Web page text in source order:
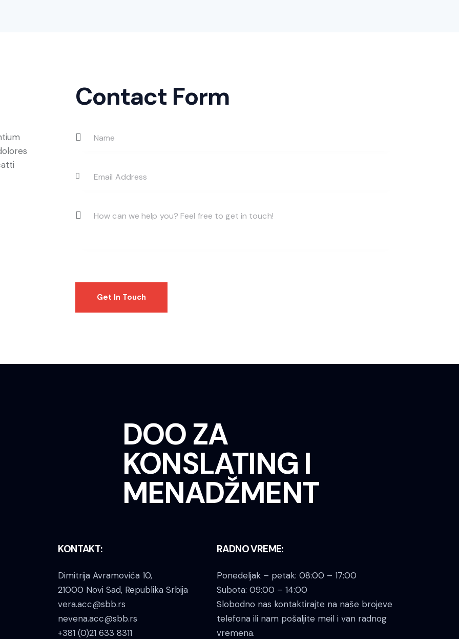
Contact Form
DOO ZA
KONSLATING I
MENADŽMENT
KONTAKT:
Dimitrija Avramovića 10,
21000 Novi Sad, Republika Srbija
vera.acc@sbb.rs
nevena.acc@sbb.rs
+381 (0)21 633 8311
RADNO VREME:
Ponedeljak – petak: 08:00 – 17:00
Subota: 09:00 – 14:00
Slobodno nas kontaktirajte na naše brojeve
telefona ili nam pošaljite meil i van radnog
vremena.